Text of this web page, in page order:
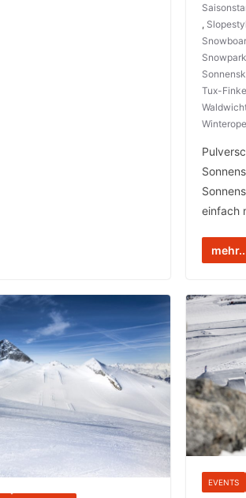
,
Tux-
einfach
EVENTS